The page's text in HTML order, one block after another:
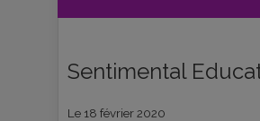
Sentimental
Le 18 février 2020